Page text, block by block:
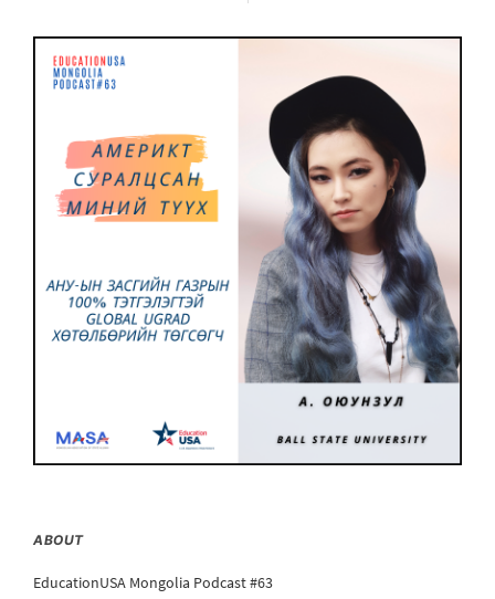
ABOUT
EducationUSA Mongolia Podcast #63